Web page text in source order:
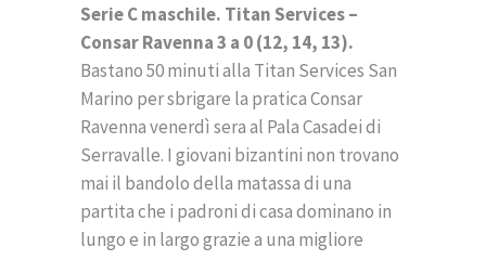
Serie C maschile. Titan Services –
Consar Ravenna 3 a 0 (12, 14, 13).
Bastano 50 minuti alla Titan Services San
Marino per sbrigare la pratica Consar
Ravenna venerdì sera al Pala Casadei di
Serravalle. I giovani bizantini non trovano
mai il bandolo della matassa di una
partita che i padroni di casa dominano in
lungo e in largo grazie a una migliore